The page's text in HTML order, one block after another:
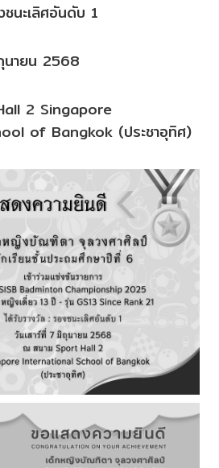
นะเลิศอันดับ 1
นายน 2568
2 Singapore
of Bangkok (ประชาอุทิศ)